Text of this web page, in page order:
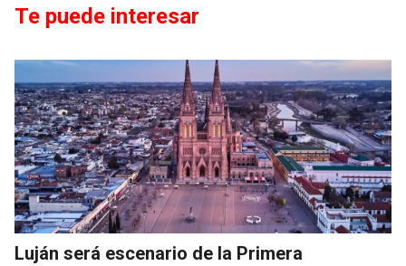
Te puede interesar
Luján será escenario de la Primera